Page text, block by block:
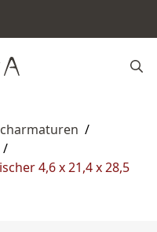
/
/
4,6 x 21,4 x 28,5